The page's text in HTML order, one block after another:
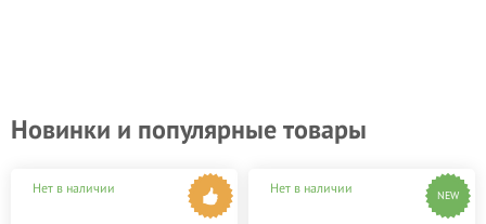
Новинки и популярные товары
Нет в наличии Нет в наличии NEW